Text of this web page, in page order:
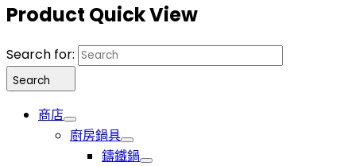
Product Quick View
Search for:
Search
商店
廚房鍋具
鑄鐵鍋